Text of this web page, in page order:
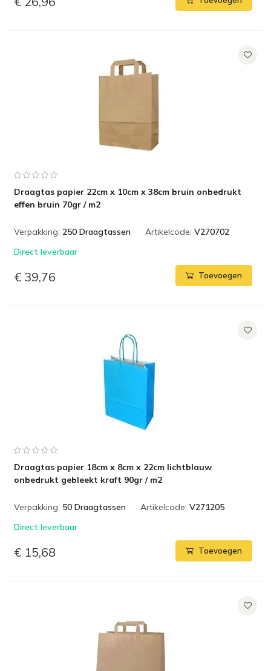
Draagtas papier 22cm x 10cm x 38cm bruin onbedrukt
effen bruin 70gr / m2
Verpakking: 250 Draagtassen Artikelcode: V270702
Direct leverbaar
€ 39,76 Toevoegen
Draagtas papier 18cm x 8cm x 22cm lichtblauw
onbedrukt gebleekt kraft 90gr / m2
Verpakking: 50 Draagtassen Artikelcode: V271205
Direct leverbaar
€ 15,68 Toevoegen